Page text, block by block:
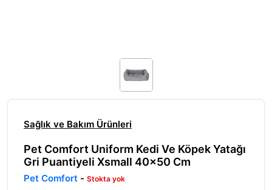
Sağlık ve Bakım Ürünleri
Pet Comfort Uniform Kedi Ve Köpek Yatağı
Gri Puantiyeli Xsmall 40x50 Cm
Pet Comfort - Stokta yok